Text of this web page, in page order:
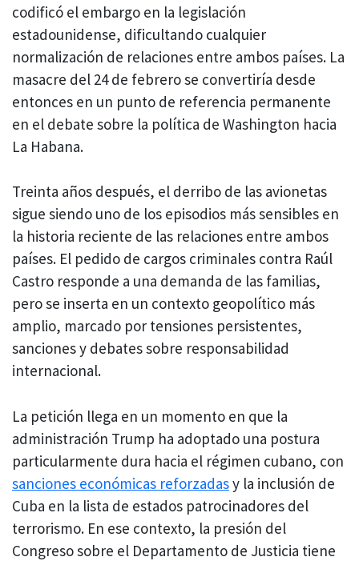
codificó el embargo en la legislación
estadounidense, dificultando cualquier
normalización de relaciones entre ambos países. La
masacre del 24 de febrero se convertiría desde
entonces en un punto de referencia permanente
en el debate sobre la política de Washington hacia
La Habana.
Treinta años después, el derribo de las avionetas
sigue siendo uno de los episodios más sensibles en
la historia reciente de las relaciones entre ambos
países. El pedido de cargos criminales contra Raúl
Castro responde a una demanda de las familias,
pero se inserta en un contexto geopolítico más
amplio, marcado por tensiones persistentes,
sanciones y debates sobre responsabilidad
internacional.
La petición llega en un momento en que la
administración Trump ha adoptado una postura
particularmente dura hacia el régimen cubano, con
sanciones económicas reforzadasy la inclusión de
Cuba en la lista de estados patrocinadores del
terrorismo. En ese contexto, la presión del
Congreso sobre el Departamento de Justicia tiene